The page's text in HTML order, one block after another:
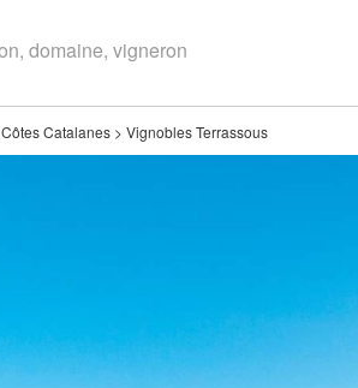
Côtes Catalanes > Vignobles Terrassous